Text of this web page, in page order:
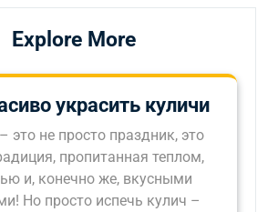
Explore More
украсить куличи
это не просто праздник, это
пропитанная теплом,
и, конечно же, вкусными
Но просто испечь кулич –